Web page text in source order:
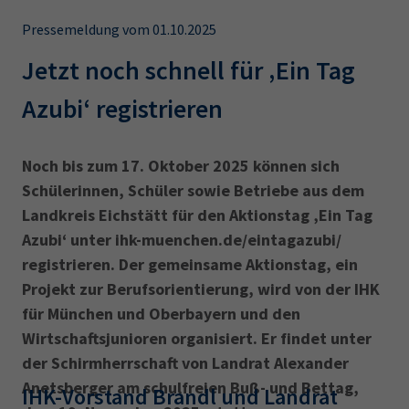
Leichte Sprache
IHK regional
Presse
EN
IHK Akademie
Magazin Log-in
Wirtschaftsfachwirt
34f
Sachkundeprüfung
Berichtsheft
AEVO
34i
Betriebswirt Prüfbericht
Pressemeldung vom 01.10.2025
Jetzt noch schnell für ‚Ein Tag
Azubi‘ registrieren
Noch bis zum 17. Oktober 2025 können sich
Schülerinnen, Schüler sowie Betriebe aus dem
Landkreis Eichstätt für den Aktionstag ‚Ein Tag
Azubi‘ unter ihk-muenchen.de/eintagazubi/
registrieren. Der gemeinsame Aktionstag, ein
Projekt zur Berufsorientierung, wird von der IHK
für München und Oberbayern und den
Wirtschaftsjunioren organisiert. Er findet unter
der Schirmherrschaft von Landrat Alexander
Anetsberger am schulfreien Buß- und Bettag,
IHK-Vorstand Brandl und Landrat